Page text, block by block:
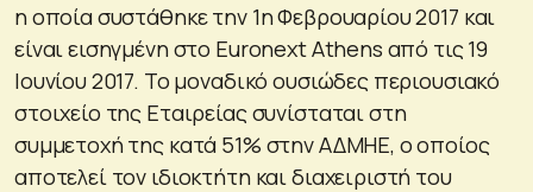
η οποία συστάθηκε την 1η Φεβρουαρίου 2017 και
είναι εισηγμένη στο Euronext Athens από τις 19
Ιουνίου 2017. Το μοναδικό ουσιώδες περιουσιακό
στοιχείο της Εταιρείας συνίσταται στη
συμμετοχή της κατά 51% στην ΑΔΜΗΕ, ο οποίος
αποτελεί τον ιδιοκτήτη και διαχειριστή του